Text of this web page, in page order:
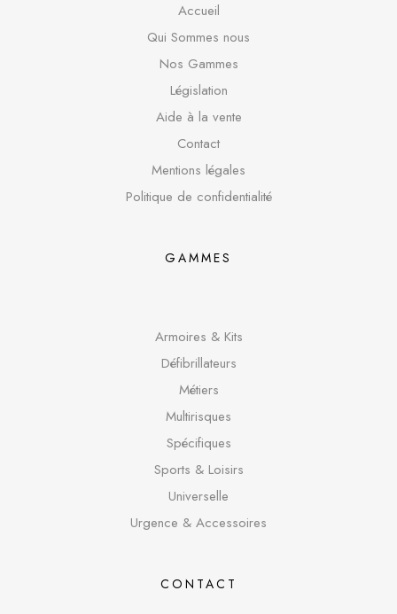
Accueil
Qui Sommes nous
Nos Gammes
Législation
Aide à la vente
Contact
Mentions légales
Politique de confidentialité
GAMMES
Armoires & Kits
Défibrillateurs
Métiers
Multirisques
Spécifiques
Sports & Loisirs
Universelle
Urgence & Accessoires
CONTACT